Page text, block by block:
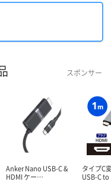
スポンサー
Anker Nano USB-C &
HDMI ケー…
タイプC
USB-C